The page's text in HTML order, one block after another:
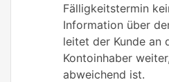
Fälligkeitstermin
Information über
leitet der Kunde an
Kontoinhaber
abweichend ist.